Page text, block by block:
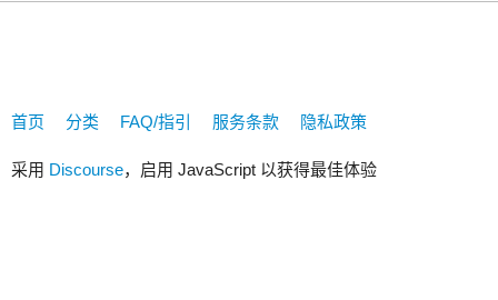
首页 分类 FAQ/指引 服务条款 隐私政策
采用 Discourse，启用 JavaScript 以获得最佳体验